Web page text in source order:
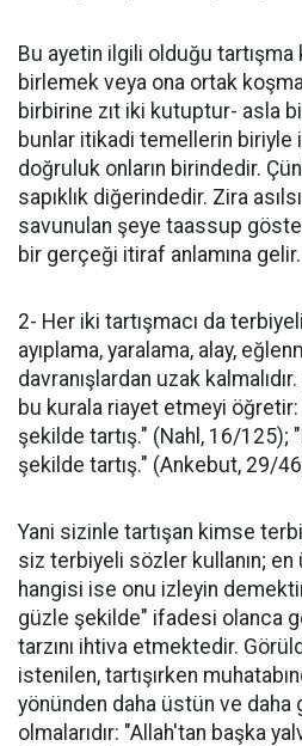
Bu ayetin ilgili olduğu tartışma
birlemek veya ona ortak
birbirine zıt iki kutuptur- asla
bunlar itikadi temellerin biriyle
doğruluk onların birindedir.
sapıklık diğerindedir. Zira
savunulan şeye taassup
bir gerçeği itiraf anlamına gelir.
2- Her iki tartışmacı da
ayıplama, yaralama, alay,
davranışlardan uzak
bu kurala riayet etmeyi öğretir:
şekilde tartış." (Nahl, 16/125);
şekilde tartış." (Ankebut, 29/
Yani sizinle tartışan kimse
siz terbiyeli sözler kullanın;
hangisi ise onu izleyin
güzle şekilde" ifadesi olanca
tarzını ihtiva etmektedir.
istenilen, tartışırken
yönünden daha üstün ve
olmalarıdır: "Allah'tan başka